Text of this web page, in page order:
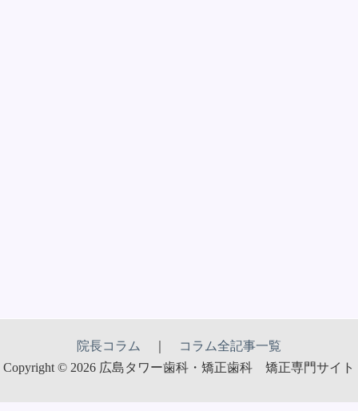
院長コラム ｜
コラム全記事一覧
Copyright © 2026 広島タワー歯科・矯正歯科 矯正専門サイト